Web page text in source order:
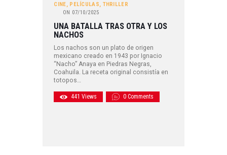
CINE, PELÍCULAS, THRILLER
ON 07/10/2025
UNA BATALLA TRAS OTRA Y LOS
NACHOS
Los nachos son un plato de origen
mexicano creado en 1943 por Ignacio
“Nacho” Anaya en Piedras Negras,
Coahuila. La receta original consistía en
totopos…
441 Views 0 Comments